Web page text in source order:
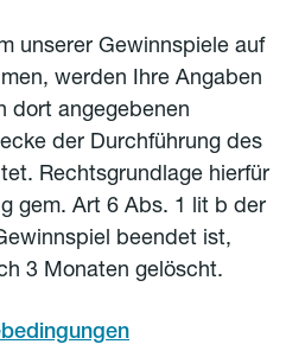
unserer Gewinnspiele auf
werden Ihre Angaben
dort angegebenen
der Durchführung des
Rechtsgrundlage hierfür
gem. Art 6 Abs. 1 lit b der
beendet ist,
3 Monaten gelöscht.